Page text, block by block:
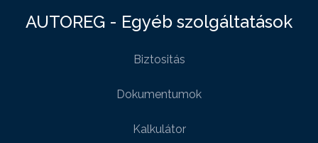
AUTOREG - Egyéb szolgáltatások
Biztositás
Dokumentumok
Kalkulátor